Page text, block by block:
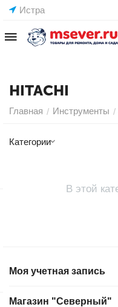
Истра
HITACHI
Главная / Инструменты /
Категории
В этой
Моя учетная запись
Магазин "Северный"